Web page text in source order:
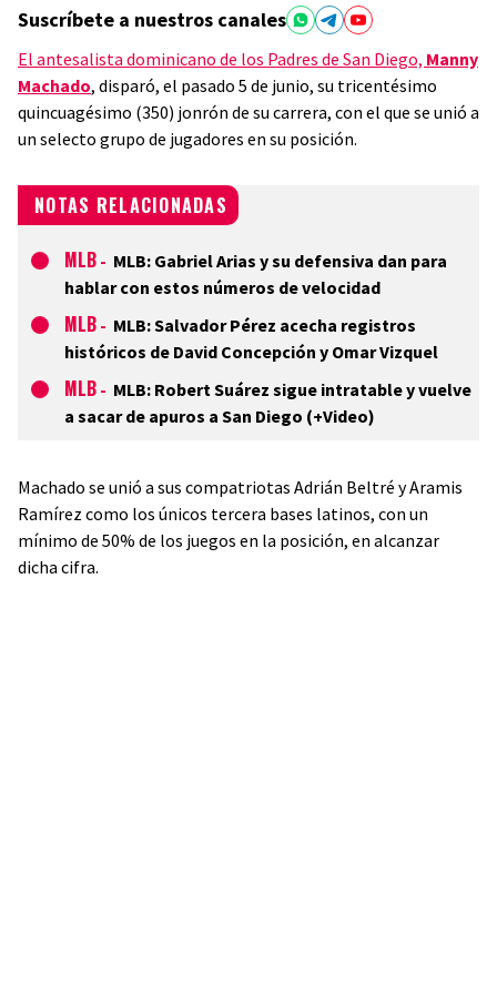
Suscríbete a nuestros canales
El antesalista dominicano de los Padres de San Diego, Manny
Machado, disparó, el pasado 5 de junio, su tricentésimo
quincuagésimo (350) jonrón de su carrera, con el que se unió a
un selecto grupo de jugadores en su posición.
NOTAS RELACIONADAS
MLB - MLB: Gabriel Arias y su defensiva dan para
hablar con estos números de velocidad
MLB - MLB: Salvador Pérez acecha registros
históricos de David Concepción y Omar Vizquel
MLB - MLB: Robert Suárez sigue intratable y vuelve
a sacar de apuros a San Diego (+Video)
Machado se unió a sus compatriotas Adrián Beltré y Aramis
Ramírez como los únicos tercera bases latinos, con un
mínimo de 50% de los juegos en la posición, en alcanzar
dicha cifra.